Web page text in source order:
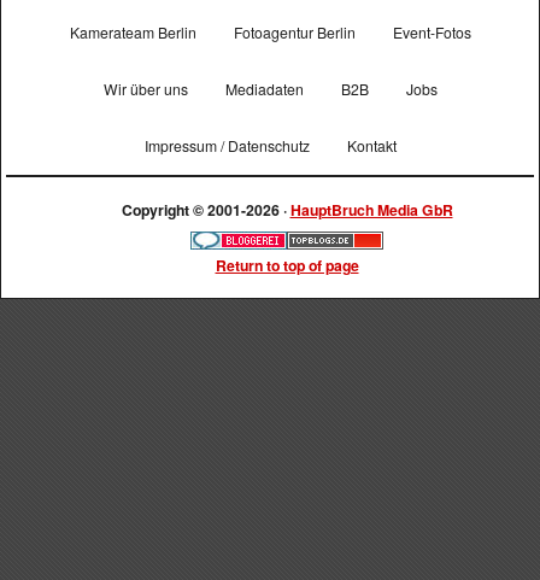
Kamerateam Berlin Fotoagentur Berlin Event-Fotos
Wir über uns Mediadaten B2B Jobs
Impressum / Datenschutz Kontakt
Copyright © 2001-2026 ·HauptBruch Media GbR
Return to top of page